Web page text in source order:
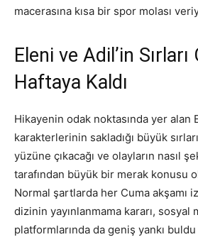
macerasına kısa bir spor molası
Eleni ve Adil’in
Haftaya Kaldı
Hikayenin odak noktasında yer alan
karakterlerinin sakladığı büyük
yüzüne çıkacağı ve olayların nasıl
tarafından büyük bir merak konusu
Normal şartlarda her Cuma akşamı
dizinin yayınlanmama kararı, sosyal
platformlarında da geniş yankı